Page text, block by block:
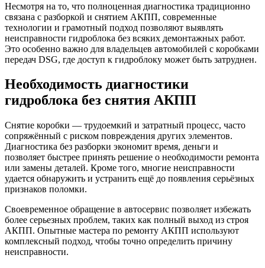
Несмотря на то, что полноценная диагностика традиционно
связана с разборкой и снятием АКПП, современные
технологии и грамотный подход позволяют выявлять
неисправности гидроблока без всяких демонтажных работ.
Это особенно важно для владельцев автомобилей с коробками
передач DSG, где доступ к гидроблоку может быть затруднен.
Необходимость диагностики
гидроблока без снятия АКПП
Снятие коробки — трудоемкий и затратный процесс, часто
сопряжённый с риском повреждения других элементов.
Диагностика без разборки экономит время, деньги и
позволяет быстрее принять решение о необходимости ремонта
или замены деталей. Кроме того, многие неисправности
удается обнаружить и устранить ещё до появления серьёзных
признаков поломки.
Своевременное обращение в автосервис позволяет избежать
более серьезных проблем, таких как полный выход из строя
АКПП. Опытные мастера по ремонту АКПП используют
комплексный подход, чтобы точно определить причину
неисправности.